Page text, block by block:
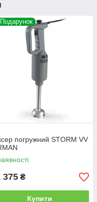
Подарунок
погружний STORM VV
375 ₴
Купити